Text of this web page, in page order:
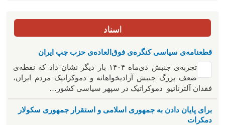
اسناد
قطعنامه‌ی سیاسی کنگره‌ی فوق‌العاده‌ی حزب چپ ایران
تجربه‌ی جنبش دی‌ماه ۱۴۰۴ بار دیگر نشان داد که نقطه‌ی
ضعف بزرگ جنبش آزادیخواهانه و دموکراتیک مردم ایران،
فقدان آلترناتیو دموکراتیک در سپهر سیاسی کشور…
برای پایان دادن به جمهوری اسلامی و استقرار جمهوری سکولار
دمکرات